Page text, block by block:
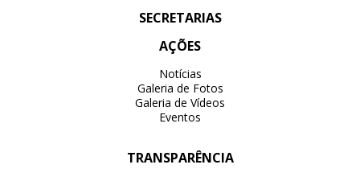
SECRETARIAS
AÇÕES
Notícias
Galeria de Fotos
Galeria de Vídeos
Eventos
TRANSPARÊNCIA